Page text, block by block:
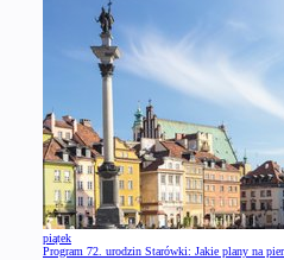
piątek
Program 72. urodzin Starówki: Jakie plany na